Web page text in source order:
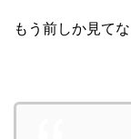
もう前しか見てな